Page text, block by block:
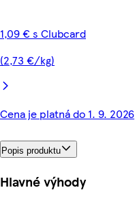
1,09 € s Clubcard
(2,73 €/kg)
Cena je platná do 1. 9. 2026
Popis produktu
Hlavné výhody